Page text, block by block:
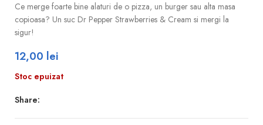
Ce merge foarte bine alaturi de o pizza, un burger sau alta masa
copioasa? Un suc Dr Pepper Strawberries & Cream si mergi la
sigur!
12,00 lei
Stoc epuizat
Share: